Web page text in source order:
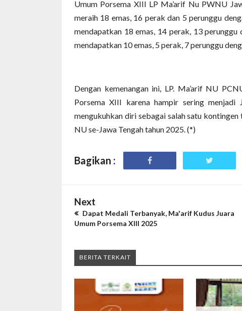
Umum Porsema XIII LP Ma’arif Nu PWNU
meraih 18 emas, 16 perak dan 5 perunggu
mendapatkan 18 emas, 14 perak, 13
mendapatkan 10 emas, 5 perak, 7 perunggu
Dengan kemenangan ini, LP. Ma’arif NU
Porsema XIII karena hampir sering menjadi
mengukuhkan diri sebagai salah satu
NU se-Jawa Tengah tahun 2025. (*)
Bagikan :
Next
Dapat Medali Terbanyak, Ma'arif Kudus Juara
Umum Porsema XIII 2025
BERITA TERKAIT